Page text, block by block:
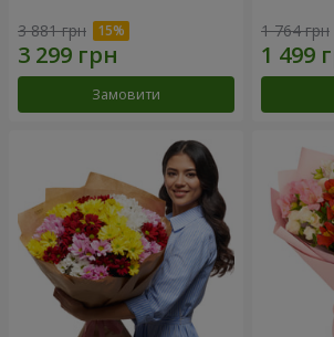
3 881 грн
Замовити
1 764 грн